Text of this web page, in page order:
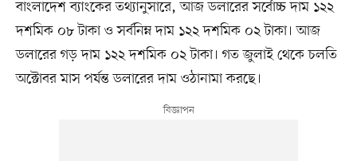
বাংলাদেশ ব্যাংকের তথ্যানুসারে, আজ ডলারের সর্বোচ্চ দাম ১২২
দশমিক ০৮ টাকা ও সর্বনিম্ন দাম ১২২ দশমিক ০২ টাকা। আজ
ডলারের গড় দাম ১২২ দশমিক ০২ টাকা। গত জুলাই থেকে চলতি
অক্টোবর মাস পর্যন্ত ডলারের দাম ওঠানামা করছে।